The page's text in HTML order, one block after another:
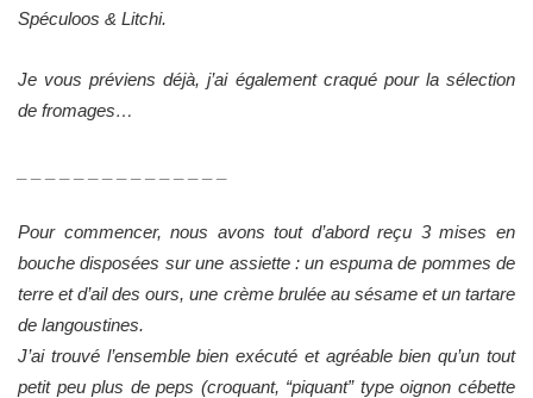
Spéculoos & Litchi.
Je vous préviens déjà, j’ai également craqué pour la sélection
de fromages…
Pour commencer, nous avons tout d’abord reçu 3 mises en
bouche disposées sur une assiette : un espuma de pommes de
terre et d’ail des ours, une crème brulée au sésame et un tartare
de langoustines.
J’ai trouvé l’ensemble bien exécuté et agréable bien qu’un tout
petit peu plus de peps (croquant, “piquant” type oignon cébette